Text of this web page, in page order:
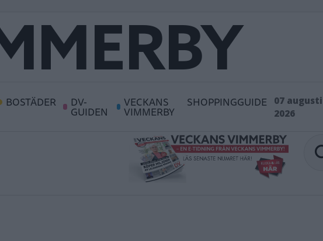
BOSTÄDER DV-
GUIDEN
VECKANS
VIMMERBY
SHOPPINGGUIDE
07 augusti
2026